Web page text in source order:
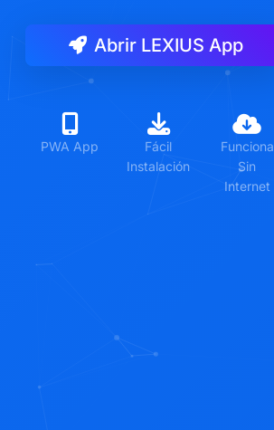
Abrir LEXIUS App
PWA App
Fácil
Instalación
Funciona
Sin
Internet